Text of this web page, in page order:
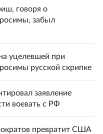
говоря о
забыл
уцелевшей при
русской скрипке
заявление
воевать с РФ
превратит США